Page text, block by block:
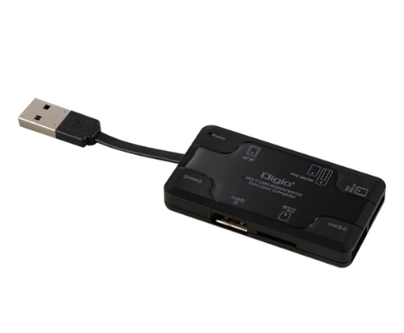
マルチカードリーダーと3ポートUSBハブが一体
●カードリーダーとハブを1つのボディに集約。PCまわりがすっ